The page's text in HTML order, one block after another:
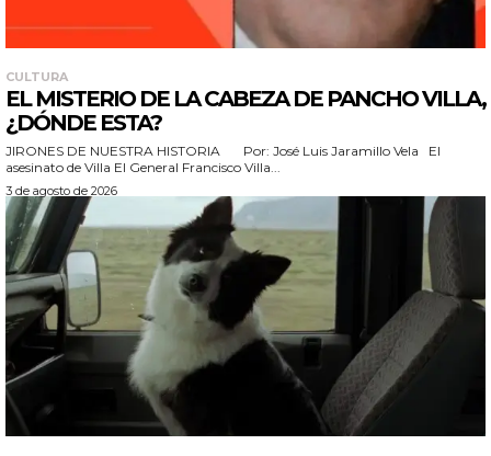
CULTURA
EL MISTERIO DE LA CABEZA DE PANCHO VILLA,
¿DÓNDE ESTA?
JIRONES DE NUESTRA HISTORIA Por: José Luis Jaramillo Vela El
asesinato de Villa El General Francisco Villa...
3 de agosto de 2026